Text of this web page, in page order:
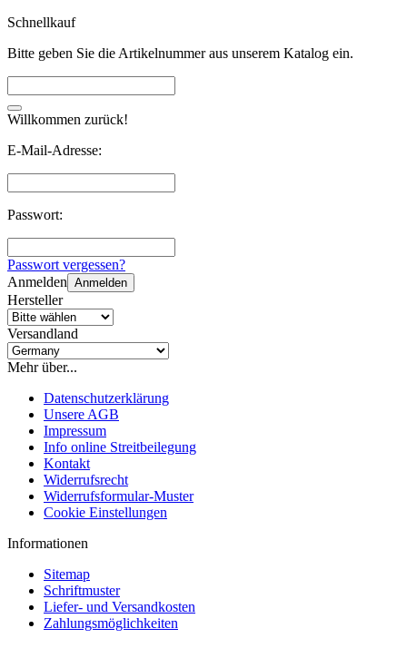
Schnellkauf
Bitte geben Sie die Artikelnummer aus unserem Katalog ein.
Willkommen zurück!
E-Mail-Adresse:
Passwort:
Passwort vergessen?
Anmelden Anmelden
Hersteller
Versandland
Mehr über...
Datenschutzerklärung
Unsere AGB
Impressum
Info online Streitbeilegung
Kontakt
Widerrufsrecht
Widerrufsformular-Muster
Cookie Einstellungen
Informationen
Sitemap
Schriftmuster
Liefer- und Versandkosten
Zahlungsmöglichkeiten